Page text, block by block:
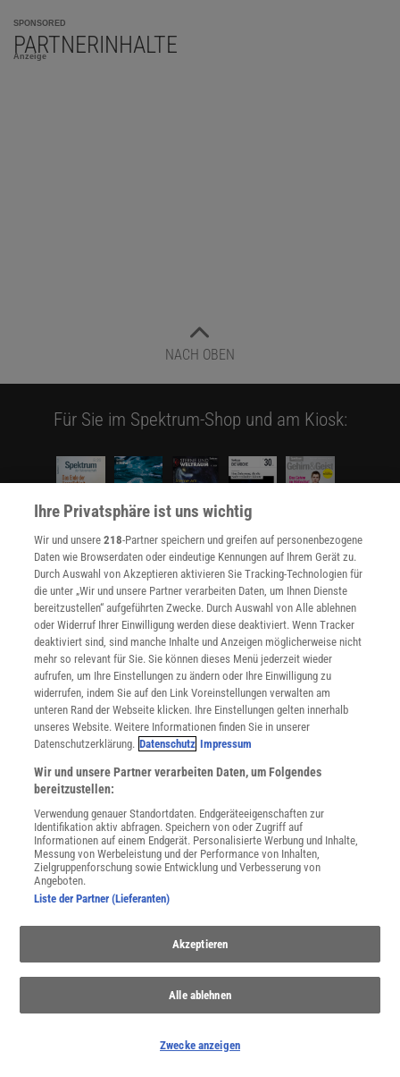
SPONSORED
PARTNERINHALTE
Anzeige
NACH OBEN
Für Sie im Spektrum-Shop und am Kiosk:
WEITERE NEUERSCHEINUNGEN SPEKTRUM SHOP
Spektrum.de-Newsletter abonnieren
JETZT ANMELDEN!
Sie können unsere Newsletter jederzeit wieder abbestellen. Infos zu unserem Umgang
mit Ihren personenbezogenen Daten finden Sie in unsererDatenschutzerklärung
Newsletter
Kontakt
Spektrum Shop
Im Handel kaufen
Presse
Ihre Privatsphäre ist uns wichtig
Wir und unsere218-Partner speichern und greifen auf personenbezogene
Daten wie Browserdaten oder eindeutige Kennungen auf Ihrem Gerät zu.
Durch Auswahl von Akzeptieren aktivieren Sie Tracking-Technologien für
die unter „Wir und unsere Partner verarbeiten Daten, um Ihnen Dienste
bereitzustellen“ aufgeführten Zwecke. Durch Auswahl von Alle ablehnen
oder Widerruf Ihrer Einwilligung werden diese deaktiviert. Wenn Tracker
deaktiviert sind, sind manche Inhalte und Anzeigen möglicherweise nicht
mehr so relevant für Sie. Sie können dieses Menü jederzeit wieder
aufrufen, um Ihre Einstellungen zu ändern oder Ihre Einwilligung zu
widerrufen, indem Sie auf den Link Voreinstellungen verwalten am
unteren Rand der Webseite klicken. Ihre Einstellungen gelten innerhalb
unseres Website. Weitere Informationen finden Sie in unserer
Datenschutzerklärung. Datenschutz Impressum
Wir und unsere Partner verarbeiten Daten, um Folgendes
bereitzustellen:
Verwendung genauer Standortdaten. Endgeräteeigenschaften zur
Identifikation aktiv abfragen. Speichern von oder Zugriff auf
Informationen auf einem Endgerät. Personalisierte Werbung und Inhalte,
Messung von Werbeleistung und der Performance von Inhalten,
Zielgruppenforschung sowie Entwicklung und Verbesserung von
Angeboten.
Liste der Partner (Lieferanten)
Akzeptieren
Alle ablehnen
Zwecke anzeigen